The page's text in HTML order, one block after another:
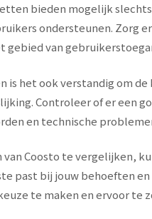
bieden mogelijk
ondersteunen. Zorg
gebied van
is het ook verstandig om
Controleer of er een
en technische
Coosto te vergelijken,
past bij jouw behoeften
te maken en ervoor te